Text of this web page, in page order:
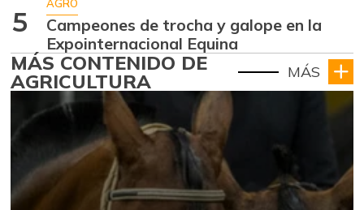
5
AGRO
Campeones de trocha y galope en la
Expointernacional Equina
MÁS CONTENIDO DE
AGRICULTURA MÁS